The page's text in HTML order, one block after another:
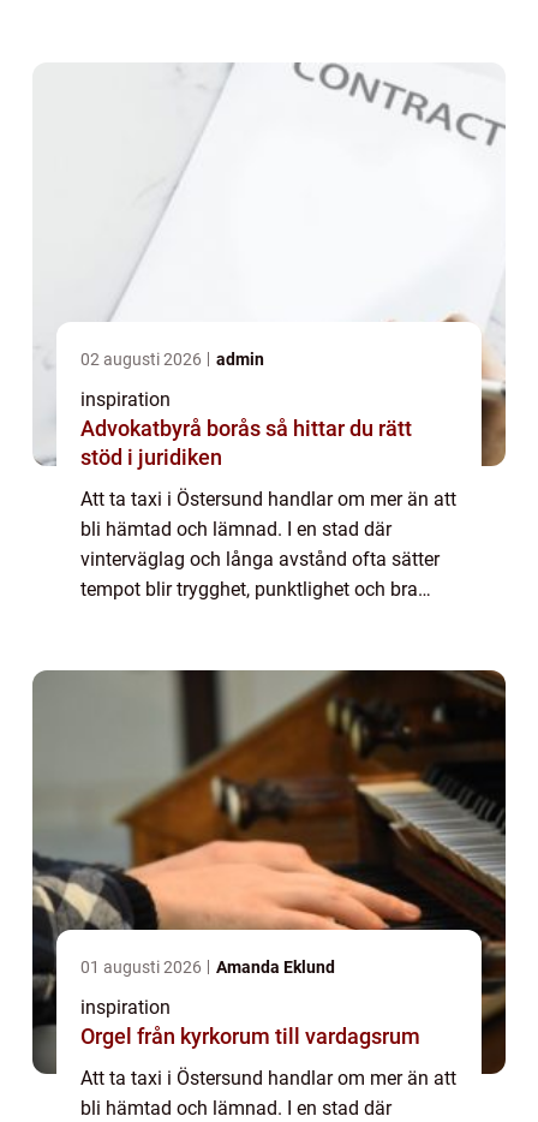
02 augusti 2026 admin
inspiration
Advokatbyrå borås så hittar du rätt
stöd i juridiken
Att ta taxi i Östersund handlar om mer än att
bli hämtad och lämnad. I en stad där
vinterväglag och långa avstånd ofta sätter
tempot blir trygghet, punktlighet och bra
01 augusti 2026 Amanda Eklund
inspiration
Orgel från kyrkorum till vardagsrum
Att ta taxi i Östersund handlar om mer än att
bli hämtad och lämnad. I en stad där